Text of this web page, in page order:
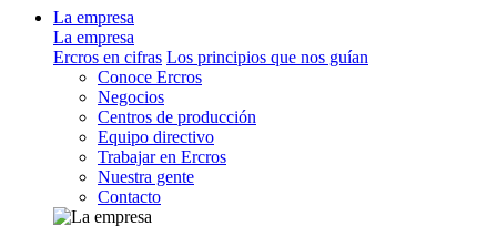
La empresa
La empresa
Ercros en cifras Los principios que nos guían
Conoce Ercros
Negocios
Centros de producción
Equipo directivo
Trabajar en Ercros
Nuestra gente
Contacto